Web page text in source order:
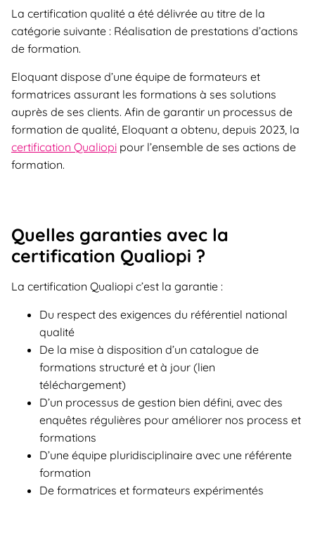
La certification qualité a été délivrée au titre de la
catégorie suivante : Réalisation de prestations d’actions
de formation.
Eloquant dispose d’une équipe de formateurs et
formatrices assurant les formations à ses solutions
auprès de ses clients.​ Afin de garantir un processus de
formation de qualité, Eloquant a obtenu, depuis 2023, la
certification Qualiopi pour l’ensemble de ses actions de
formation.​ ​
Quelles garanties avec la
certification Qualiopi ?​ ​
La certification Qualiopi c’est la garantie : ​ ​
Du respect des exigences du référentiel national
qualité​
De la mise à disposition d’un catalogue de
formations structuré et à jour (lien
téléchargement)
D’un processus de gestion bien défini, avec des
enquêtes régulières pour améliorer nos process et
formations​
D’une équipe pluridisciplinaire avec une référente
formation​
De formatrices et formateurs expérimentés​